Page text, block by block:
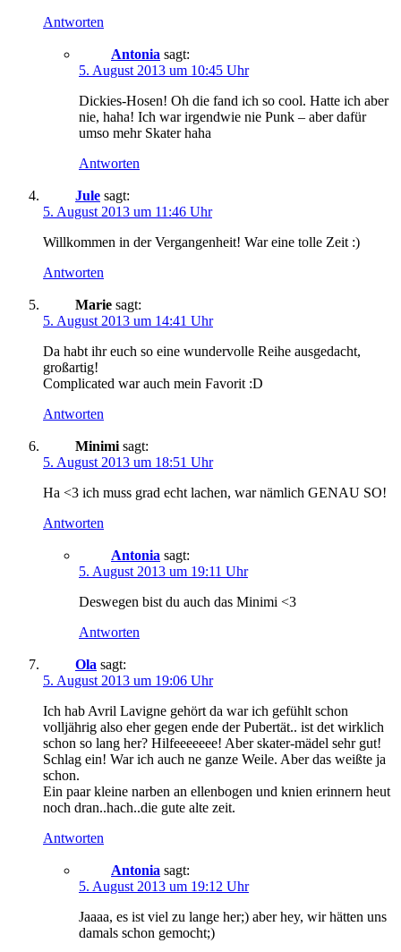
Antworten
Antonia sagt:
5. August 2013 um 10:45 Uhr
Dickies-Hosen! Oh die fand ich so cool. Hatte ich aber
nie, haha! Ich war irgendwie nie Punk – aber dafür
umso mehr Skater haha
Antworten
Jule sagt:
5. August 2013 um 11:46 Uhr
Willkommen in der Vergangenheit! War eine tolle Zeit :)
Antworten
Marie sagt:
5. August 2013 um 14:41 Uhr
Da habt ihr euch so eine wundervolle Reihe ausgedacht,
großartig!
Complicated war auch mein Favorit :D
Antworten
Minimi sagt:
5. August 2013 um 18:51 Uhr
Ha <3 ich muss grad echt lachen, war nämlich GENAU SO!
Antworten
Antonia sagt:
5. August 2013 um 19:11 Uhr
Deswegen bist du auch das Minimi <3
Antworten
Ola sagt:
5. August 2013 um 19:06 Uhr
Ich hab Avril Lavigne gehört da war ich gefühlt schon
volljährig also eher gegen ende der Pubertät.. ist det wirklich
schon so lang her? Hilfeeeeeee! Aber skater-mädel sehr gut!
Schlag ein! War ich auch ne ganze Weile. Aber das weißte ja
schon.
Ein paar kleine narben an ellenbogen und knien erinnern heut
noch dran..hach..die gute alte zeit.
Antworten
Antonia sagt:
5. August 2013 um 19:12 Uhr
Jaaaa, es ist viel zu lange her;) aber hey, wir hätten uns
damals schon gemocht;)